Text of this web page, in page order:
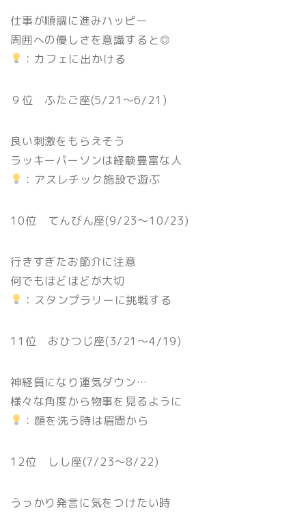
仕事が順調に進みハッピー
周囲への優しさを意識すると◎
：カフェに出かける
９位 ふたご座(5/21〜6/21)
良い刺激をもらえそう
ラッキーパーソンは経験豊富な人
：アスレチック施設で遊ぶ
10位 てんびん座(9/23〜10/23)
行きすぎたお節介に注意
何でもほどほどが大切
：スタンプラリーに挑戦する
11位 おひつじ座(3/21〜4/19)
神経質になり運気ダウン…
様々な角度から物事を見るように
：顔を洗う時は眉間から
12位 しし座(7/23〜8/22)
うっかり発言に気をつけたい時